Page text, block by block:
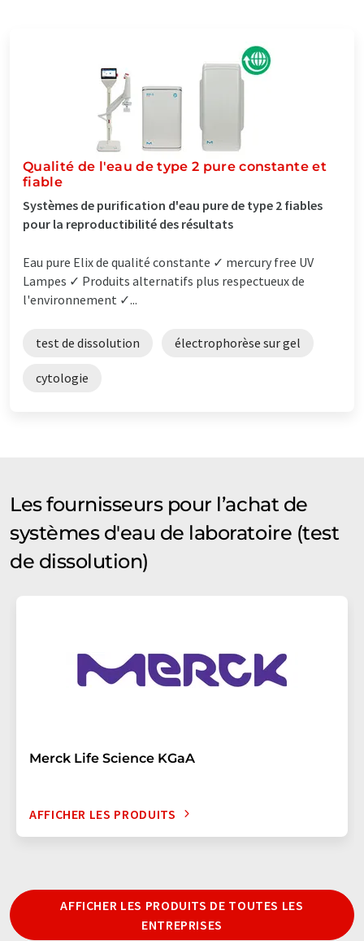
Qualité de l'eau de type 2 pure constante et
fiable
Systèmes de purification d'eau pure de type 2 fiables
pour la reproductibilité des résultats
Eau pure Elix de qualité constante ✓ mercury free UV
Lampes ✓ Produits alternatifs plus respectueux de
l'environnement ✓...
test de dissolution électrophorèse sur gel
cytologie
Les fournisseurs pour l’achat de
systèmes d'eau de laboratoire (test
de dissolution)
Merck Life Science KGaA
AFFICHER LES PRODUITS
AFFICHER LES PRODUITS DE TOUTES LES
ENTREPRISES